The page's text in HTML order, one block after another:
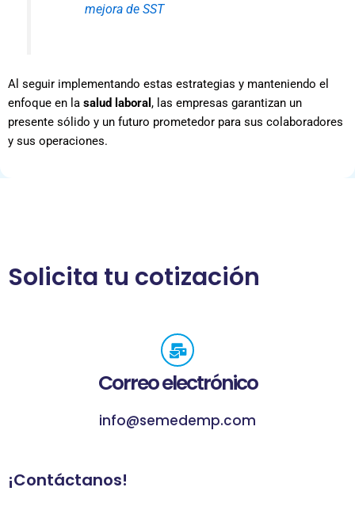
mejora de SST
Al seguir implementando estas estrategias y manteniendo el
enfoque en la salud laboral , las empresas garantizan un
presente sólido y un futuro prometedor para sus colaboradores
y sus operaciones.
Solicita tu cotización
Correo electrónico
info@semedemp.com
¡Contáctanos!